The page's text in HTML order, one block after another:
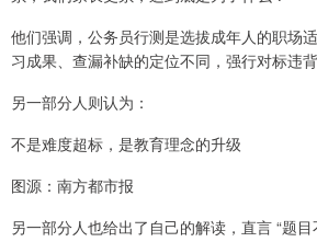
他们强调，公务员行测是选拔成年人的职场
习成果、查漏补缺的定位不同，强行对标违背
另一部分人则认为：
不是难度超标，是教育理念的升级
图源：南方都市报
另一部分人也给出了自己的解读，直言 “题